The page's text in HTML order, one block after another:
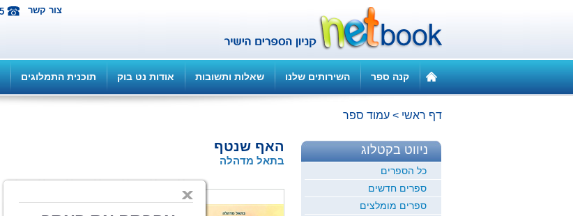
צור קשר
קנה ספר השירותים שלנו שאלות ותשובות אודות נט בוק תוכנית התמלוגים
דף ראשי > עמוד ספר
האף שנטף
בתאל מדהלה
ניווט בקטלוג
כל הספרים
ספרים חדשים
ספרים מומלצים